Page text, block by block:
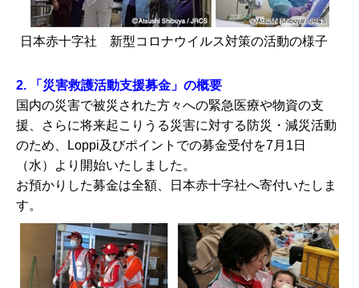
日本赤十字社 新型コロナウイルス対策の活動の様子
2.
「災害救護活動支援募金」の概要
国内の災害で被災された方々への緊急医療や物資の支
援、さらに将来起こりうる災害に対する防災・減災活動
のため、Loppi及びポイントでの募金受付を7月1日
（水）より開始いたしました。
お預かりした募金は全額、日本赤十字社へ寄付いたしま
す。